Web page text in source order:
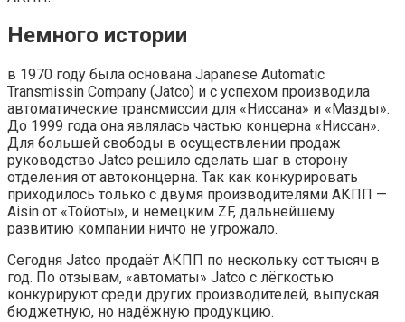
Немного истории
в 1970 году была основана Japanese Automatic
Transmissin Company (Jatco) и с успехом производила
автоматические трансмиссии для «Ниссана» и «Мазды».
До 1999 года она являлась частью концерна «Ниссан».
Для большей свободы в осуществлении продаж
руководство Jatco решило сделать шаг в сторону
отделения от автоконцерна. Так как конкурировать
приходилось только с двумя производителями АКПП —
Aisin от «Тойоты», и немецким ZF, дальнейшему
развитию компании ничто не угрожало.
Сегодня Jatco продаёт АКПП по нескольку сот тысяч в
год. По отзывам, «автоматы» Jatco с лёгкостью
конкурируют среди других производителей, выпуская
бюджетную, но надёжную продукцию.